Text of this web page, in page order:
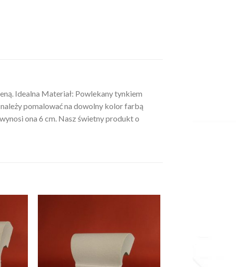
Idealna Materiał: Powlekany tynkiem
pomalować na dowolny kolor farbą
ona 6 cm. Nasz świetny produkt o